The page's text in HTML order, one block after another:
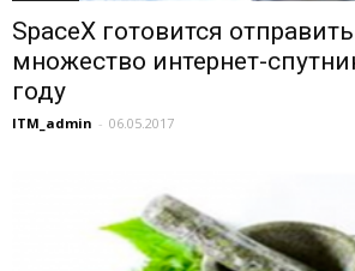
SpaceX готовится
множество интернет-
году
ITM_admin - 06.05.2017